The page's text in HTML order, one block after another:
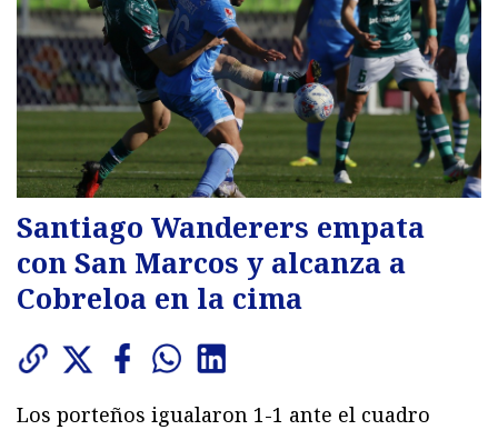
Santiago Wanderers empata
con San Marcos y alcanza a
Cobreloa en la cima
Los porteños igualaron 1-1 ante el cuadro